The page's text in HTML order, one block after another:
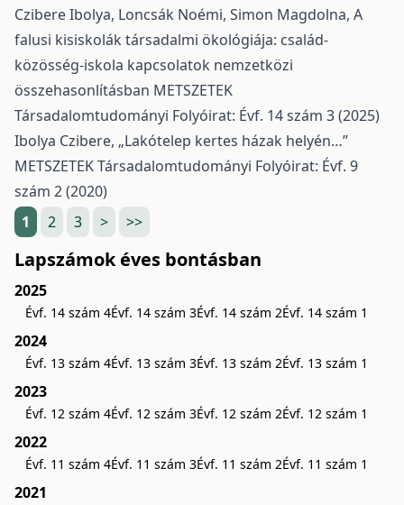
Czibere Ibolya, Loncsák Noémi, Simon Magdolna, A
falusi kisiskolák társadalmi ökológiája: család-
közösség-iskola kapcsolatok nemzetközi
összehasonlításban METSZETEK
Társadalomtudományi Folyóirat: Évf. 14 szám 3 (2025)
Ibolya Czibere, „Lakótelep kertes házak helyén…”
METSZETEK Társadalomtudományi Folyóirat: Évf. 9
szám 2 (2020)
1
2 3 > >>
Lapszámok éves bontásban
2025
Évf. 14 szám 4Évf. 14 szám 3Évf. 14 szám 2Évf. 14 szám 1
2024
Évf. 13 szám 4Évf. 13 szám 3Évf. 13 szám 2Évf. 13 szám 1
2023
Évf. 12 szám 4Évf. 12 szám 3Évf. 12 szám 2Évf. 12 szám 1
2022
Évf. 11 szám 4Évf. 11 szám 3Évf. 11 szám 2Évf. 11 szám 1
2021